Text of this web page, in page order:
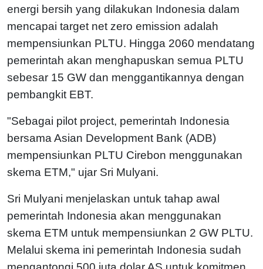
energi bersih yang dilakukan Indonesia dalam
mencapai target net zero emission adalah
mempensiunkan PLTU. Hingga 2060 mendatang
pemerintah akan menghapuskan semua PLTU
sebesar 15 GW dan menggantikannya dengan
pembangkit EBT.
"Sebagai pilot project, pemerintah Indonesia
bersama Asian Development Bank (ADB)
mempensiunkan PLTU Cirebon menggunakan
skema ETM," ujar Sri Mulyani.
Sri Mulyani menjelaskan untuk tahap awal
pemerintah Indonesia akan menggunakan
skema ETM untuk mempensiunkan 2 GW PLTU.
Melalui skema ini pemerintah Indonesia sudah